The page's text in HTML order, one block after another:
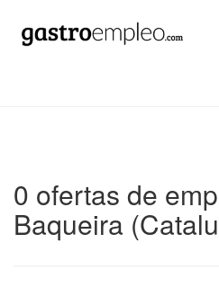
0 ofertas de
Baqueira